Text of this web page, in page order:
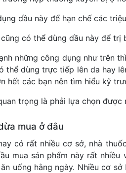
dầu này để hạn chế các
cũng có thể dùng dầu này để trị
những công dụng như trên
thể dùng trực tiếp lên da hay
hết các bạn nên tìm hiểu kỹ
trọng là phải lựa chọn được
mua ở đâu
có rất nhiều cơ sở, nhà
mua sản phẩm này rất
uống hằng ngày. Nhiều cơ